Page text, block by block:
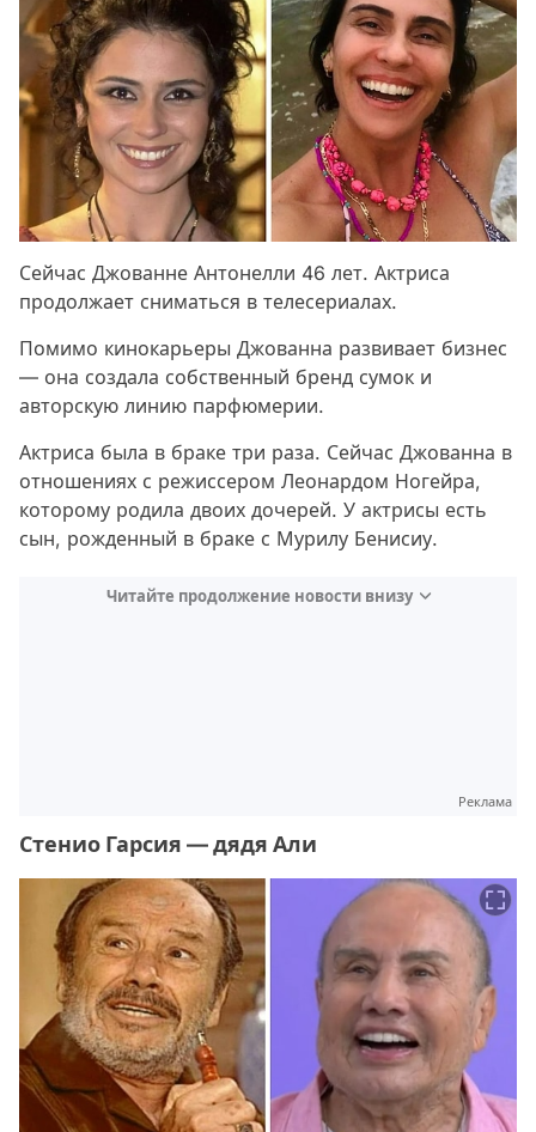
Сейчас Джованне Антонелли 46 лет. Актриса
продолжает сниматься в телесериалах.
Помимо кинокарьеры Джованна развивает бизнес
— она создала собственный бренд сумок и
авторскую линию парфюмерии.
Актриса была в браке три раза. Сейчас Джованна в
отношениях с режиссером Леонардом Ногейра,
которому родила двоих дочерей. У актрисы есть
сын, рожденный в браке с Мурилу Бенисиу.
Читайте продолжение новости внизу
Реклама
Стенио Гарсия — дядя Али